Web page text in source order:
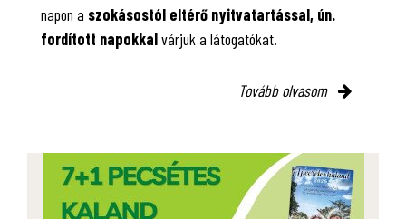
napon a szokásostól eltérő nyitvatartással, ún.
fordított napokkalvárjuk a látogatókat.
Tovább olvasom